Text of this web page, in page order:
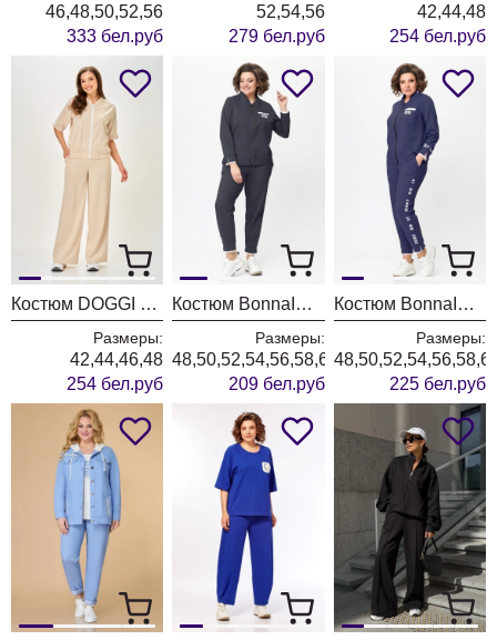
46,48,50,52,56
333 бел.руб
52,54,56
279 бел.руб
42,44,48
254 бел.руб
Костюм DOGGI 26256 бежевый
Размеры:
42,44,46,48
254 бел.руб
Костюм BonnaImage 889-1/2 темно-серый
Размеры:
48,50,52,54,56,58,60,62,64
209 бел.руб
Костюм BonnaImage 889/8 синий (индиго)
Размеры:
225 бел.руб